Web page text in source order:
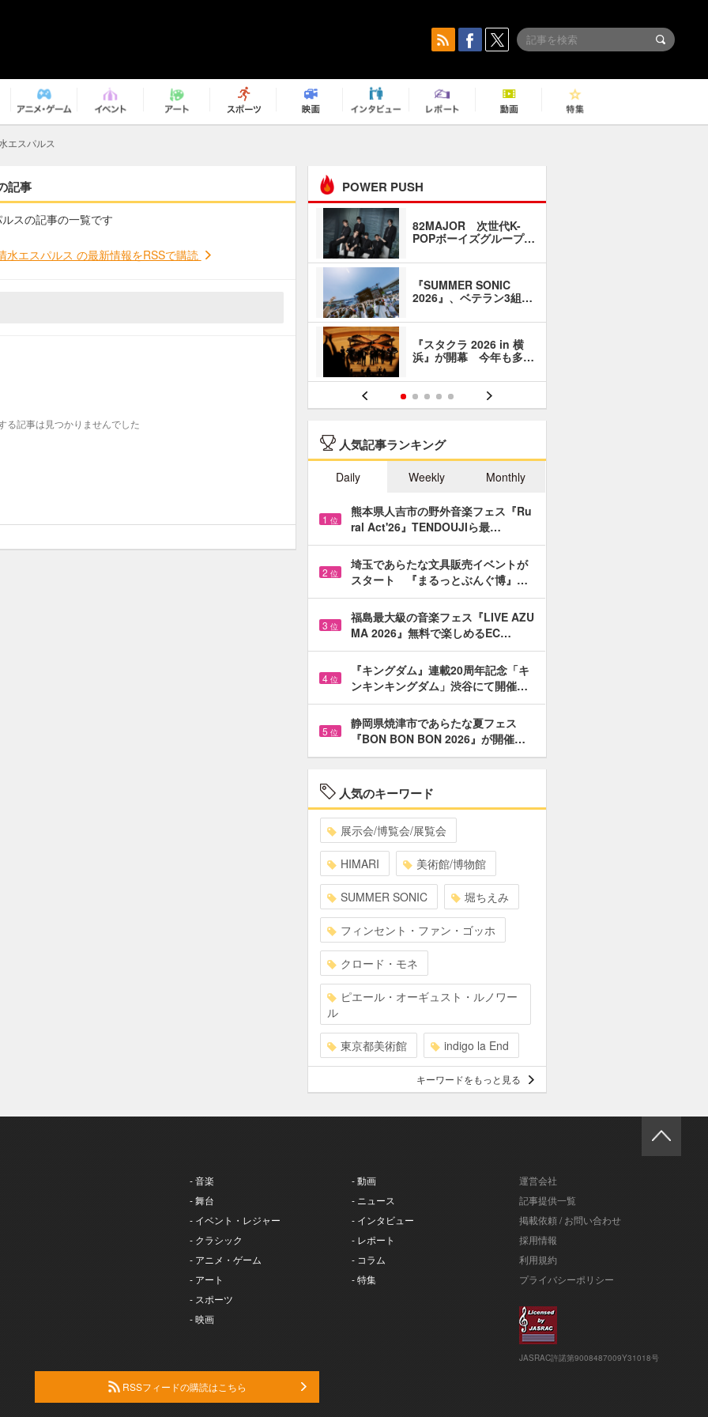
エスパルス
記事
スの記事の一覧です
水エスパルス の最新情報をRSSで購読
る記事は見つかりませんでした
POWER PUSH
82MAJOR 次世代K-
POPボーイズグループ…
『SUMMER SONIC
2026』、ベテラン3組…
『スタクラ 2026 in 横
浜』が開幕 今年も多…
人気記事ランキング
Daily Weekly Monthly
1 位
熊本県人吉市の野外音楽フェス『Ru
ral Act'26』TENDOUJIら最…
2 位
埼玉であらたな文具販売イベントが
スタート 『まるっとぶんぐ博』…
3 位
福島最大級の音楽フェス『LIVE AZU
MA 2026』無料で楽しめるEC…
4 位
『キングダム』連載20周年記念「キ
ンキンキングダム」渋谷にて開催…
5 位
静岡県焼津市であらたな夏フェス
『BON BON BON 2026』が開催…
人気のキーワード
展示会/博覧会/展覧会
HIMARI 美術館/博物館
SUMMER SONIC 堀ちえみ
フィンセント・ファン・ゴッホ
クロード・モネ
ピエール・オーギュスト・ルノワー
ル
東京都美術館 indigo la End
キーワードをもっと見る
- 音楽
- 舞台
- イベント・レジャー
- クラシック
- アニメ・ゲーム
- アート
- スポーツ
- 映画
- 動画
- ニュース
- インタビュー
- レポート
- コラム
- 特集
運営会社
記事提供一覧
掲載依頼 / お問い合わせ
採用情報
利用規約
プライバシーポリシー
JASRAC許諾第9008487009Y31018号
RSSフィードの購読はこちら